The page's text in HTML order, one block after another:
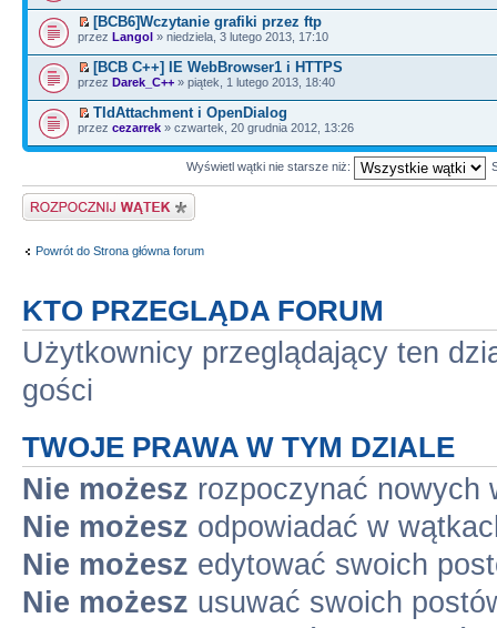
[BCB6]Wczytanie grafiki przez ftp
przez Langol » niedziela, 3 lutego 2013, 17:10
[BCB C++] IE WebBrowser1 i HTTPS
przez Darek_C++ » piątek, 1 lutego 2013, 18:40
TIdAttachment i OpenDialog
przez cezarrek » czwartek, 20 grudnia 2012, 13:26
Wyświetl wątki nie starsze niż:
Napisz wątek
Powrót do Strona główna forum
KTO PRZEGLĄDA FORUM
Użytkownicy przeglądający ten
gości
TWOJE PRAWA W TYM DZIALE
Nie możesz rozpoczynać nowych
Nie możesz odpowiadać w
Nie możesz edytować swoich
Nie możesz usuwać swoich